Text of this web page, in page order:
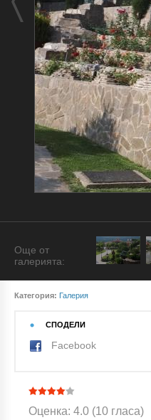
Още от
галерията:
Категория: Галерия
СПОДЕЛИ
Facebook
Оценка: 4.0 (10 гласа)